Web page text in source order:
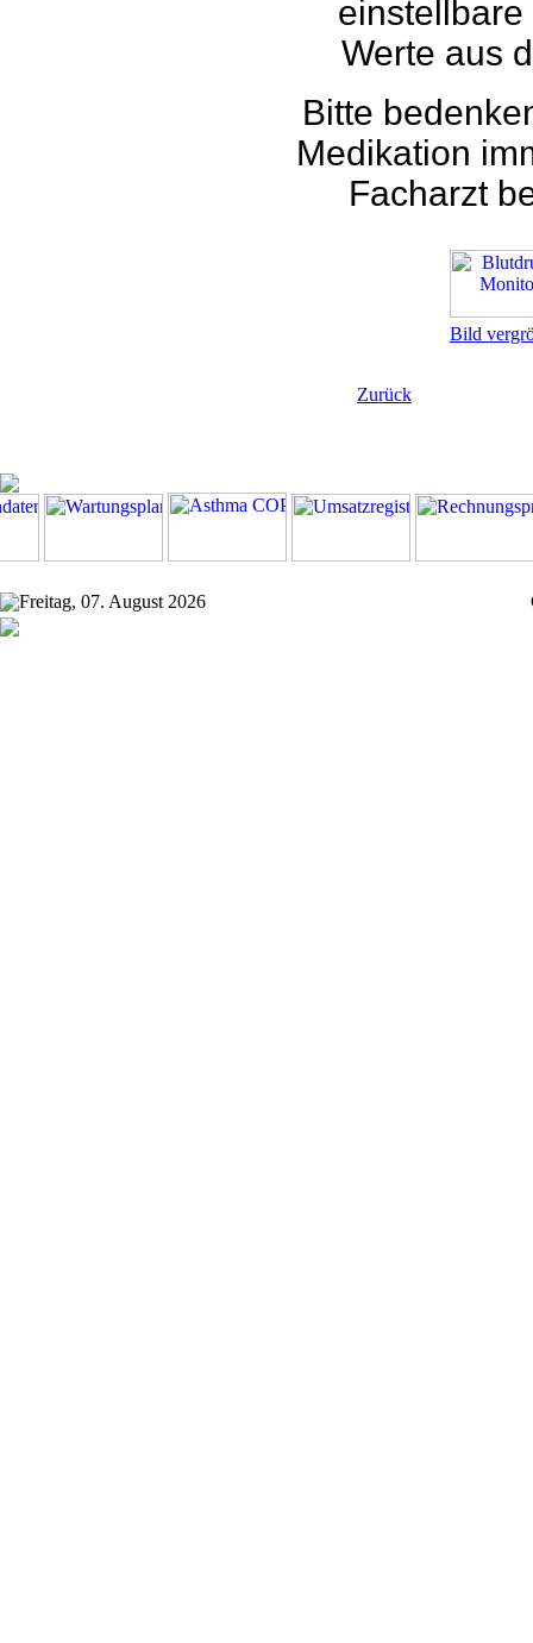
Werte aus
Bitte
Medikation
Facharzt
Bild
Zurück
Freitag, 07. August 2026